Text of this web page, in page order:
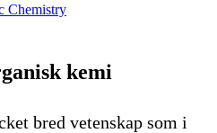
Chemistry
kemi
bred vetenskap som i